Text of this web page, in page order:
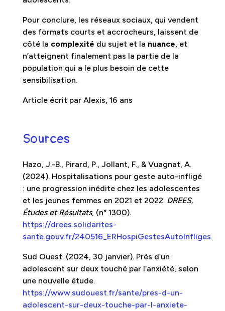
Pour conclure, les réseaux sociaux, qui vendent
des formats courts et accrocheurs, laissent de
côté la complexité du sujet et la nuance , et
n’atteignent finalement pas la partie de la
population qui a le plus besoin de cette
sensibilisation.
Article écrit par Alexis, 16 ans
Sources
Hazo, J.-B., Pirard, P., Jollant, F., & Vuagnat, A.
(2024). Hospitalisations pour geste auto-infligé
: une progression inédite chez les adolescentes
et les jeunes femmes en 2021 et 2022. DREES,
Études et Résultats, (n° 1300).
https://drees.solidarites-
sante.gouv.fr/240516_ERHospiGestesAutoInfliges.
Sud Ouest. (2024, 30 janvier). Près d’un
adolescent sur deux touché par l’anxiété, selon
une nouvelle étude.
https://www.sudouest.fr/sante/pres-d-un-
adolescent-sur-deux-touche-par-l-anxiete-